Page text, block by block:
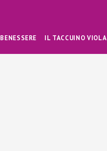
BENESSERE IL TACCUINO VIOLA